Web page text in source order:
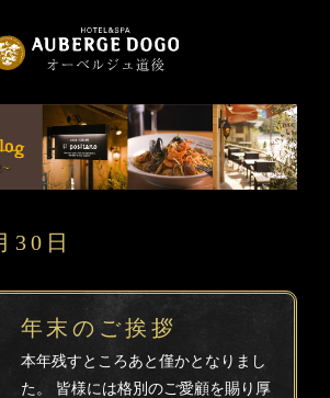
30日
年末のご挨拶
本年残すところあと僅かとなりまし
た。 皆様には格別のご愛顧を賜り厚